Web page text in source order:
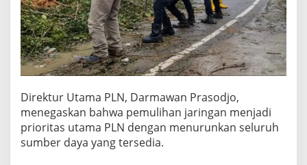
Direktur Utama PLN, Darmawan Prasodjo,
menegaskan bahwa pemulihan jaringan menjadi
prioritas utama PLN dengan menurunkan seluruh
sumber daya yang tersedia.